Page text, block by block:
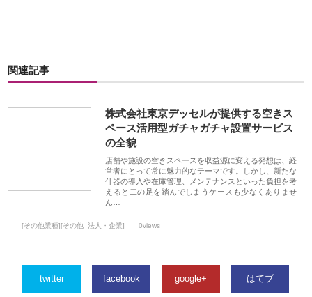
関連記事
株式会社東京デッセルが提供する空きス
ペース活用型ガチャガチャ設置サービス
の全貌
店舗や施設の空きスペースを収益源に変える発想は、経
営者にとって常に魅力的なテーマです。しかし、新たな
什器の導入や在庫管理、メンテナンスといった負担を考
えると二の足を踏んでしまうケースも少なくありませ
ん…
[その他業種][その他_法人・企業] 0views
twitter facebook google+ はてブ